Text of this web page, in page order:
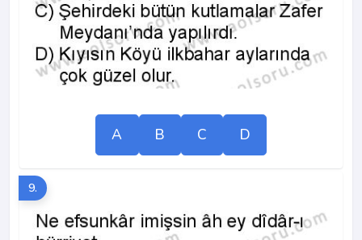
A B C D
9.